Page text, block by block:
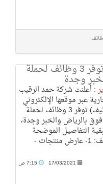
شركة حمد الرقيب التجارية توفر 3 وظائف لحملة
وجدة
:أعلنت شركة حمد الرقيب
عبر موقعها الإلكتروني
(بوابة التوظيف) توفر 3 وظائف لحملة
فوق بالرياض والخبر وجدة،
التفاصيل الموضحة
أدناه. الوظائف: 1- عارض منتجات -
17/03/2021